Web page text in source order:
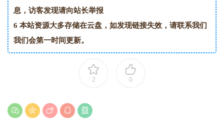
息，访客发现请向站长举报
6 本站资源大多存储在云盘，如发现链接失效，请联系我们
我们会第一时间更新。
2 0